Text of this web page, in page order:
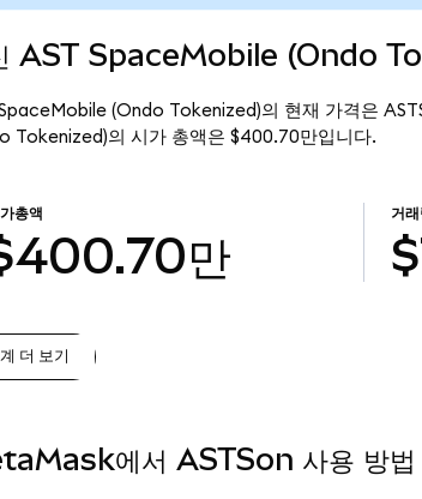
AST SpaceMobile (Ondo
(Ondo Tokenized)의 현재 가격은
Tokenized)의 시가 총액은 $400.70만입니다.
총액
만
거
더 보기
에서 ASTSon 사용 방법